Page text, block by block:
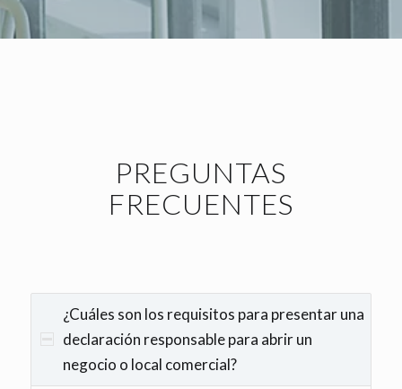
PREGUNTAS
FRECUENTES
¿Cuáles son los requisitos para presentar una
declaración responsable para abrir un
negocio o local comercial?